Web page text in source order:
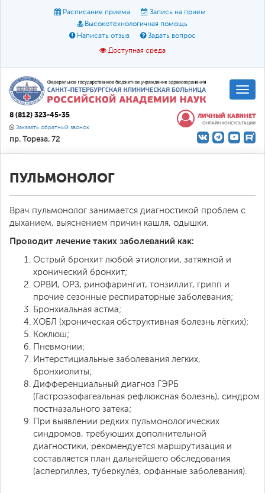
Расписание приема
Запись на прием
Высокотехнологичная помощь
Написать отзыв
Задать вопрос
Доступная среда
Размер шрифта: A A A
Цвет:
О доступной среде
8 (812) 323-45-35
Заказать обратный звонок
пр. Тореза, 72
ЛИЧНЫЙ КАБИНЕТ
ОНЛАЙН КОНСУЛЬТАЦИИ
ПУЛЬМОНОЛОГ
Врач пульмонолог занимается диагностикой проблем с
дыханием, выяснением причин кашля, одышки.
Проводит лечение таких заболеваний как:
Острый бронхит любой этиологии, затяжной и
хронический бронхит;
ОРВИ, ОРЗ, ринофарингит, тонзиллит, грипп и
прочие сезонные респираторные заболевания;
Бронхиальная астма;
ХОБЛ (хроническая обструктивная болезнь лёгких);
Коклюш;
Пневмонии;
Интерстициальные заболевания легких,
бронхиолиты;
Дифференциальный диагноз ГЭРБ
(Гастроэзофагеальная рефлюксная болезнь), синдром
постназального затека;
При выявлении редких пульмонологических
синдромов, требующих дополнительной
диагностики, рекомендуется маршрутизация и
составляется план дальнейшего обследования
(аспергиллез, туберкулёз, орфанные заболевания).